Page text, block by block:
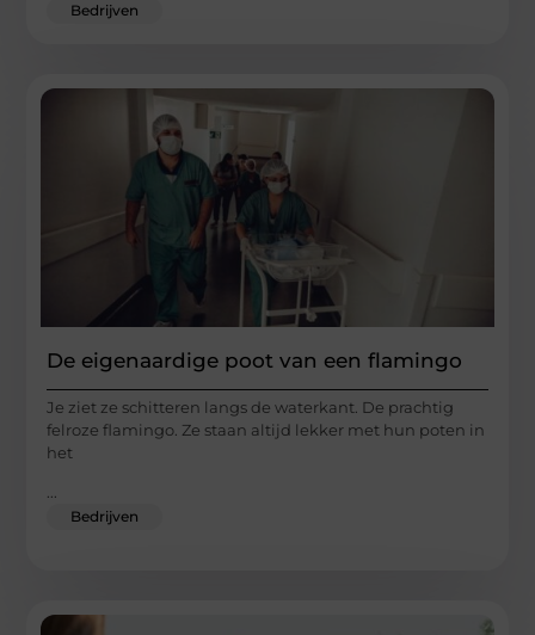
Bedrijven
De eigenaardige poot van een flamingo
Je ziet ze schitteren langs de waterkant. De prachtig
felroze flamingo. Ze staan altijd lekker met hun poten in
het
...
Bedrijven